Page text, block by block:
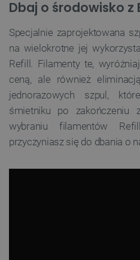
Dbaj o środowisko z
Specjalnie zaprojektowana
na wielokrotne jej
Refill. Filamenty te,
ceną, ale również
jednorazowych szpul,
śmietniku po zakończeniu
wybraniu filamentów
przyczyniasz się do dbania o